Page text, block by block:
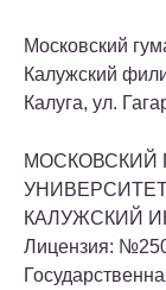
Московский
Калужский
Калуга, ул.
МОСКОВСКИЙ
КАЛУЖСКИЙ
Лицензия: